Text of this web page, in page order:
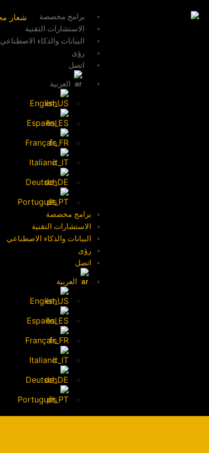
برامج مخصصة
الاستشارات التقنية
البيانات والذكاء الاصطناعي
رؤى
اتصل
العربية
English
Español
Français
Italiano
Deutsch
Português
برامج مخصصة
الاستشارات التقنية
البيانات والذكاء الاصطناعي
رؤى
اتصل
العربية
English
Español
Français
Italiano
Deutsch
Português